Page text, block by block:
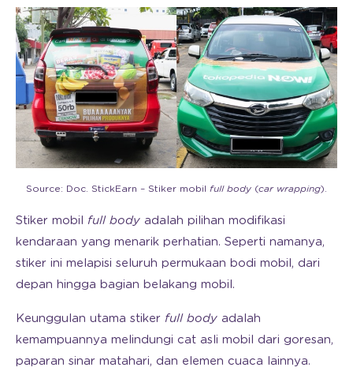
Source: Doc. StickEarn – Stiker mobil full body (car wrapping).
Stiker mobil full body adalah pilihan modifikasi
kendaraan yang menarik perhatian. Seperti namanya,
stiker ini melapisi seluruh permukaan bodi mobil, dari
depan hingga bagian belakang mobil.
Keunggulan utama stiker full body adalah
kemampuannya melindungi cat asli mobil dari goresan,
paparan sinar matahari, dan elemen cuaca lainnya.